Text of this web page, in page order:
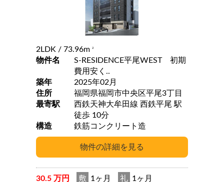
2LDK / 73.96m 2
物件名
S-RESIDENCE平尾WEST 初期
費用安く..
築年
2025年02月
住所
福岡県福岡市中央区平尾3丁目
最寄駅
西鉄天神大牟田線 西鉄平尾 駅
徒歩 10分
構造
鉄筋コンクリート造
30.5 万円 敷 1ヶ月 礼 1ヶ月